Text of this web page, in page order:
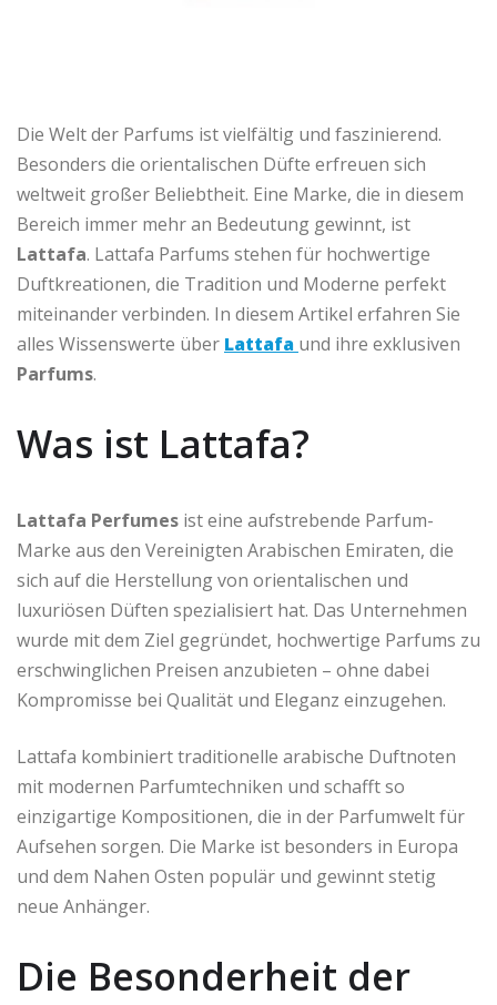
Die Welt der Parfums ist vielfältig und faszinierend.
Besonders die orientalischen Düfte erfreuen sich
weltweit großer Beliebtheit. Eine Marke, die in diesem
Bereich immer mehr an Bedeutung gewinnt, ist
Lattafa. Lattafa Parfums stehen für hochwertige
Duftkreationen, die Tradition und Moderne perfekt
miteinander verbinden. In diesem Artikel erfahren Sie
alles Wissenswerte über Lattafa und ihre exklusiven
Parfums.
Was ist Lattafa?
Lattafa Perfumes ist eine aufstrebende Parfum-
Marke aus den Vereinigten Arabischen Emiraten, die
sich auf die Herstellung von orientalischen und
luxuriösen Düften spezialisiert hat. Das Unternehmen
wurde mit dem Ziel gegründet, hochwertige Parfums zu
erschwinglichen Preisen anzubieten – ohne dabei
Kompromisse bei Qualität und Eleganz einzugehen.
Lattafa kombiniert traditionelle arabische Duftnoten
mit modernen Parfumtechniken und schafft so
einzigartige Kompositionen, die in der Parfumwelt für
Aufsehen sorgen. Die Marke ist besonders in Europa
und dem Nahen Osten populär und gewinnt stetig
neue Anhänger.
Die Besonderheit der